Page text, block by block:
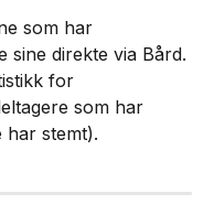
som har
sine direkte via Bård.
for
som har
har stemt).